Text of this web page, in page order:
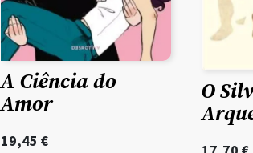
A Ciência do
Amor
19,45 €
O